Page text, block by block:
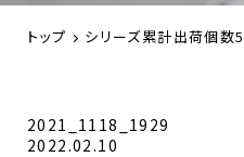
トップ シリーズ累計出荷個数
2021_1118_1929
2022.02.10